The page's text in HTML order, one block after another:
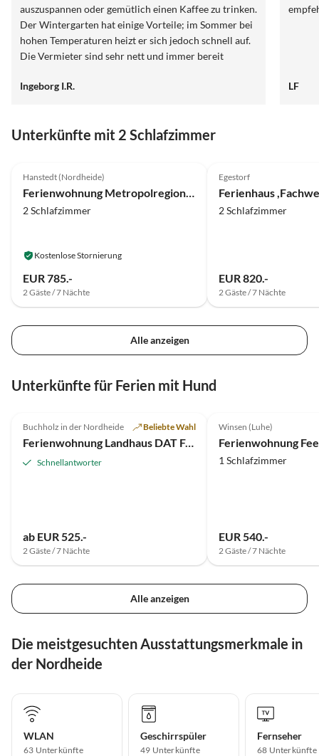
auszuspannen oder gemütlich einen Kaffee zu trinken.
Der Wintergarten hat einige Vorteile; im Sommer bei
hohen Temperaturen heizt er sich jedoch schnell auf.
Die Vermieter sind sehr nett und immer bereit
geben. Wir waren 3 Wochen bei Frau Ortleb und
Ingeborg I.R. LF
Unterkünfte mit 2 Schlafzimmer
Hanstedt (Nordheide)
Ferienwohnung Metropolregion Hamburg
2 Schlafzimmer
Kostenlose Stornierung
EUR 785.-
2 Gäste / 7 Nächte
Egestorf
2 Schlafzimmer
EUR 820.-
2 Gäste / 7 Nächte
Alle anzeigen
Unterkünfte für Ferien mit Hund
Buchholz in der Nordheide Beliebte Wahl
Ferienwohnung Landhaus DAT FALKENHUUS
Schnellantworter
ab EUR 525.-
2 Gäste / 7 Nächte
Auszeichnung 2025
Winsen (Luhe)
Ferienwohnung
1 Schlafzimmer
EUR 540.-
2 Gäste / 7 Nächte
Alle anzeigen
Die meistgesuchten Ausstattungsmerkmale in
der Nordheide
WLAN
63 Unterkünfte
Geschirrspüler
49 Unterkünfte
Fernseher
68 Unterkünfte